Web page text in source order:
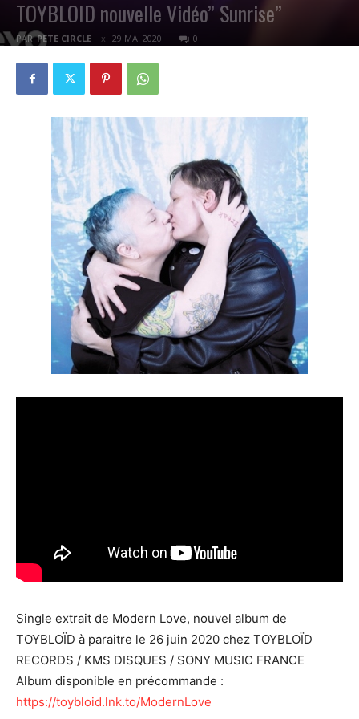
TOYBLOID nouvelle Vidéo” Sunrise”
PAR PETE CIRCLE 29 MAI 2020 0
Single extrait de Modern Love, nouvel album de
TOYBLOÏD à paraitre le 26 juin 2020 chez TOYBLOÏD
RECORDS / KMS DISQUES / SONY MUSIC FRANCE
Album disponible en précommande :
https://toybloid.lnk.to/ModernLove